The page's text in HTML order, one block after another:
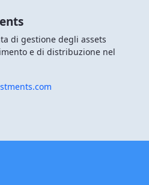
di gestione degli assets
e di distribuzione nel